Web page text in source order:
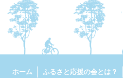
ホーム ふるさと応援の会とは？